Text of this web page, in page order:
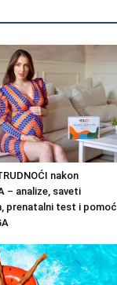
nakon
– analize, saveti
prenatalni test i pomoć